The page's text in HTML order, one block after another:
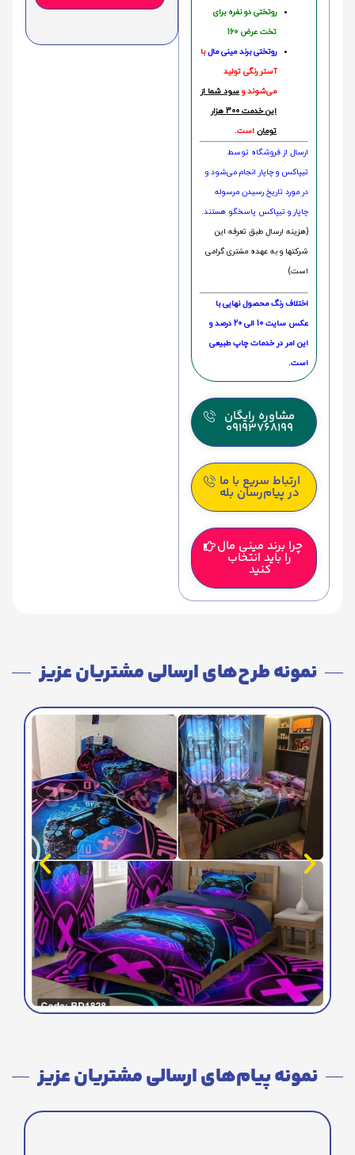
روتختی دو نفره برای
تخت عرض 160
روتختی‌ برند مینی مالبا
آستر رنگی تولید
می‌شوند و سود شما از
این خدمت 300 هزار
تومان است.
ارسال از فروشگاه توسط
تیپاکس و چاپار انجام می‌شود و
در مورد تاریخ رسیدن مرسوله
چاپار و تیپاکس پاسخگو هستند.
(هزینه ارسال طبق تعرفه این
شرکتها و به عهده مشتری گرامی
است)
اختلاف رنگ محصول نهایی با
عکس سایت 10 الی 20 درصد و
این امر در خدمات چاپ طبیعی
است.
مشاوره رایگان
09193768199
ارتباط سریع با ما
در پیام‌رسان بله
چرا برند مینی مال
را باید انتخاب
کنید
نمونه طرح‌های ارسالی مشتریان عزیز
نمونه پیام‌های ارسالی مشتریان عزیز